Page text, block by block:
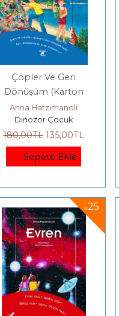
Çöpler Ve Geri
Dönüşüm (Karton
Kapak)
Anna Hatzimanoli
Dinozor Çocuk
180,00TL 135,00TL
Sepete Ekle
%25